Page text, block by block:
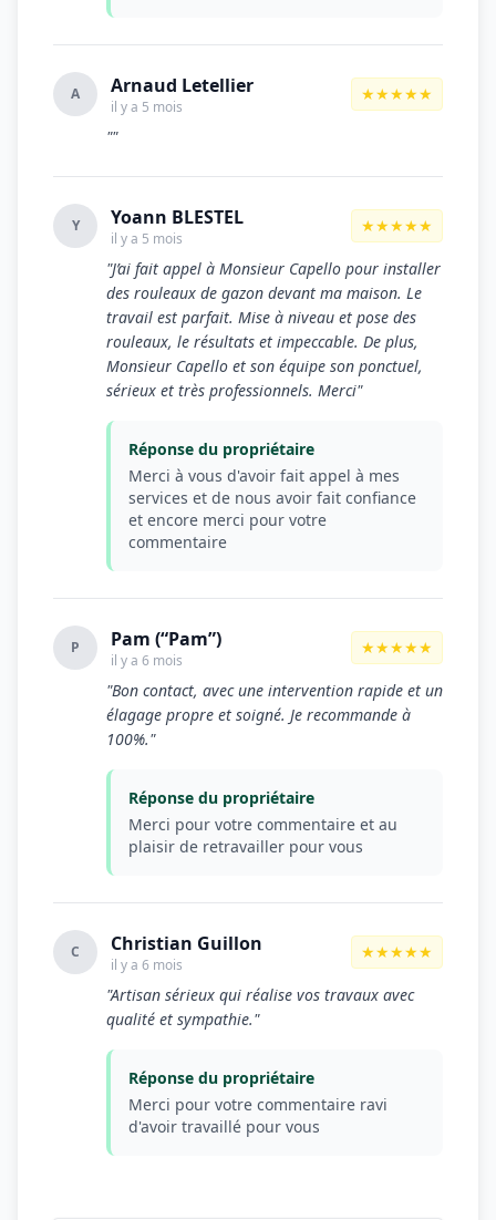
A Arnaud Letellier
il y a 5 mois
★★★★★
""
Y Yoann BLESTEL
il y a 5 mois
★★★★★
"J’ai fait appel à Monsieur Capello pour installer
des rouleaux de gazon devant ma maison. Le
travail est parfait. Mise à niveau et pose des
rouleaux, le résultats et impeccable. De plus,
Monsieur Capello et son équipe son ponctuel,
sérieux et très professionnels. Merci"
Réponse du propriétaire
Merci à vous d'avoir fait appel à mes
services et de nous avoir fait confiance
et encore merci pour votre
commentaire
P Pam (“Pam”)
il y a 6 mois
★★★★★
"Bon contact, avec une intervention rapide et un
élagage propre et soigné. Je recommande à
100%."
Réponse du propriétaire
Merci pour votre commentaire et au
plaisir de retravailler pour vous
C Christian Guillon
il y a 6 mois
★★★★★
"Artisan sérieux qui réalise vos travaux avec
qualité et sympathie."
Réponse du propriétaire
Merci pour votre commentaire ravi
d'avoir travaillé pour vous